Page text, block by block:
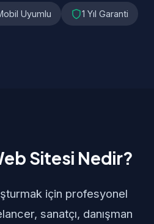
Uyumlu 1 Yıl Garanti
Sitesi Nedir?
için profesyonel
sanatçı, danışman